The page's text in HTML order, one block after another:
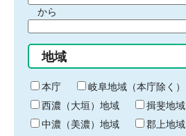
間
始
り
から
間
終
わ
り
地域
本庁
岐阜地域（本庁除く）
西濃（大垣）地域
揖斐地域
中濃（美濃）地域
郡上地域